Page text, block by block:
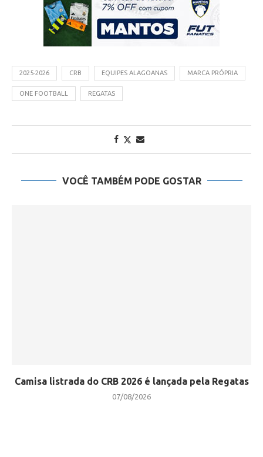
2025-2026 CRB EQUIPES ALAGOANAS MARCA PRÓPRIA
ONE FOOTBALL REGATAS
VOCÊ TAMBÉM PODE GOSTAR
Camisa listrada do CRB 2026 é lançada pela Regatas
07/08/2026